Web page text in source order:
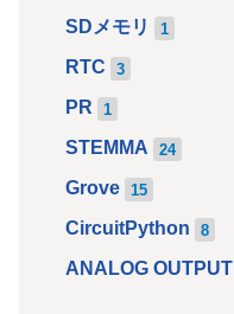
SDメモリ 1
RTC 3
PR 1
STEMMA 24
Grove 15
CircuitPython 8
ANALOG OUTPUT